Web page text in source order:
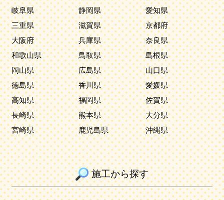
岐阜県
静岡県
愛知県
三重県
滋賀県
京都府
大阪府
兵庫県
奈良県
和歌山県
鳥取県
島根県
岡山県
広島県
山口県
徳島県
香川県
愛媛県
高知県
福岡県
佐賀県
長崎県
熊本県
大分県
宮崎県
鹿児島県 沖縄県
施工から探す